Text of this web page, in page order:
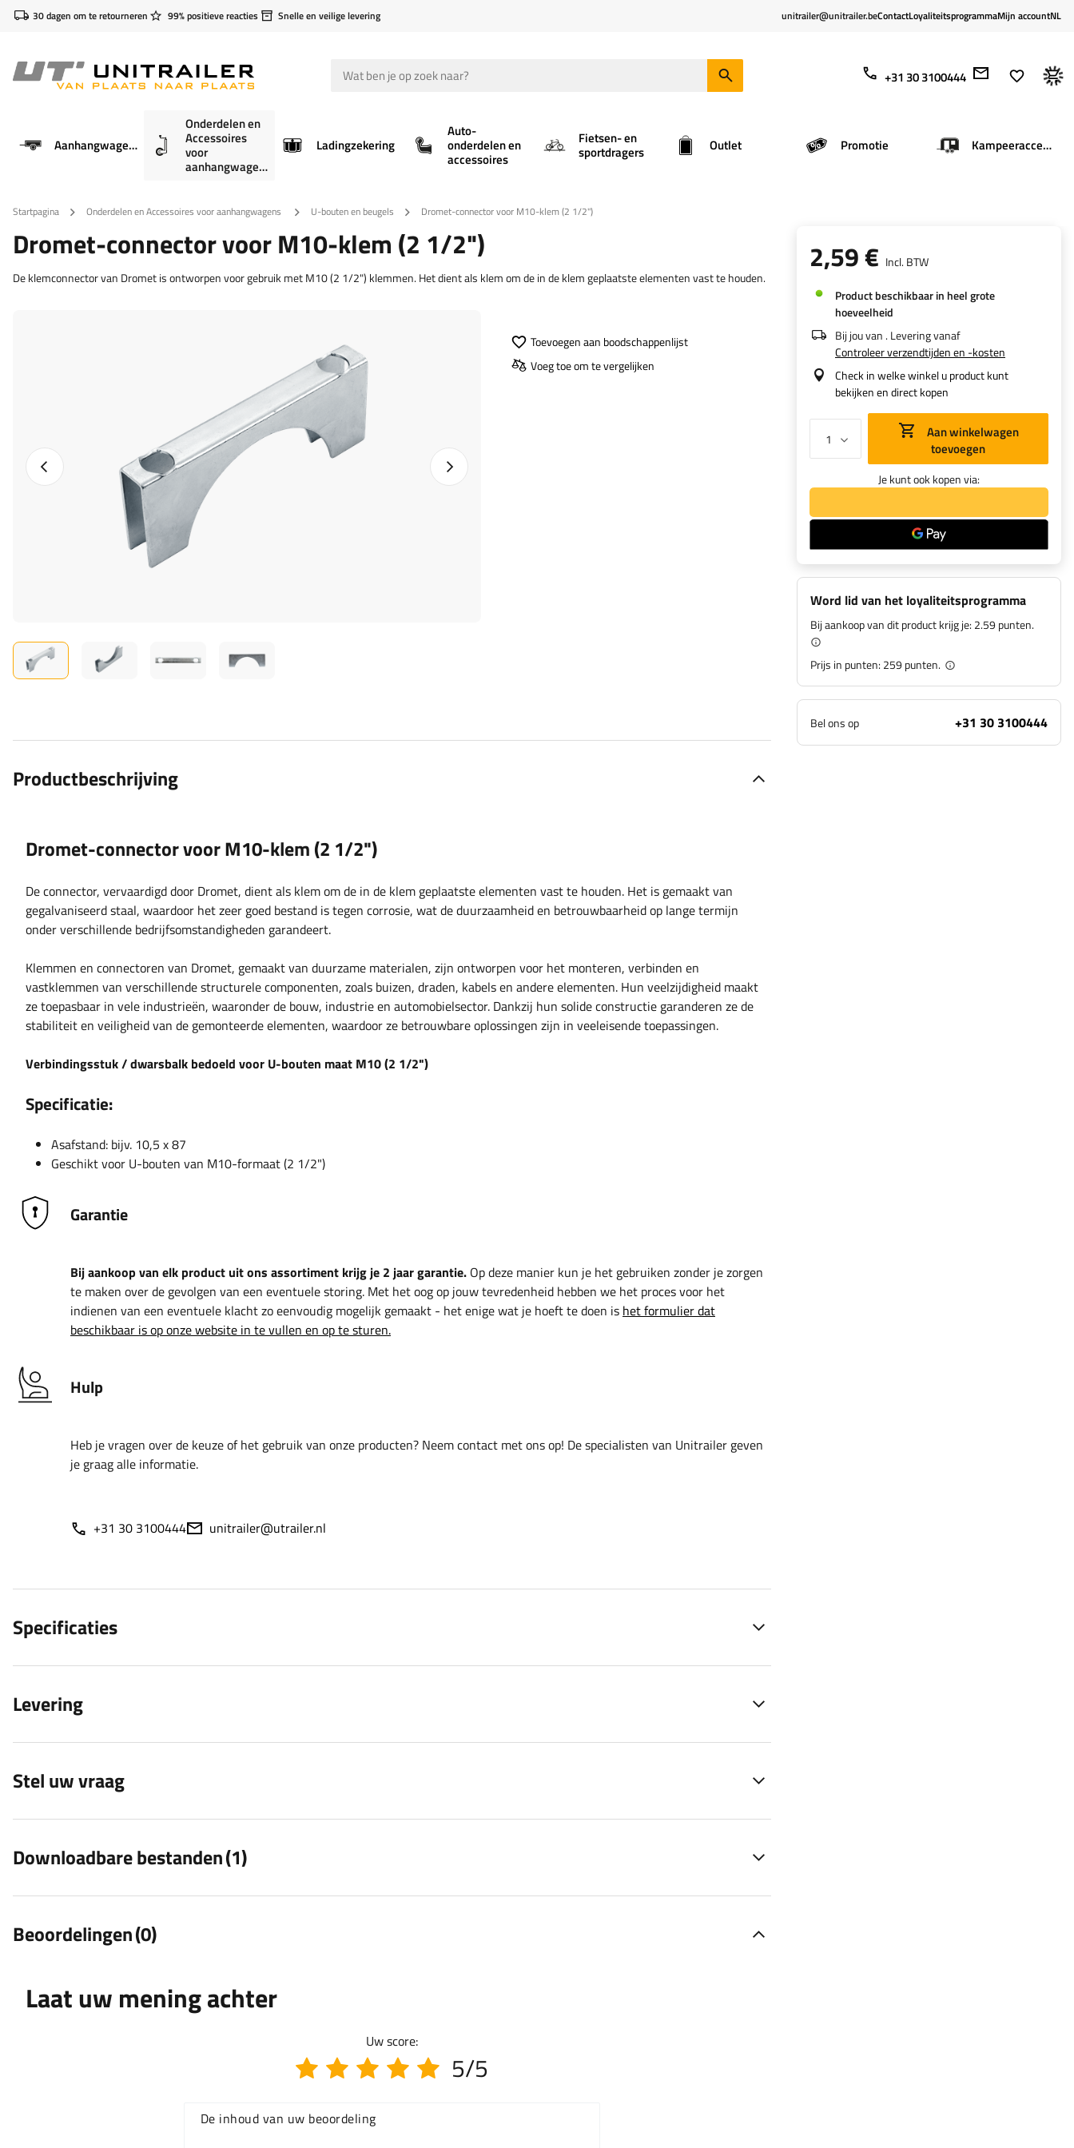
30 dagen om te retourneren 99% positieve reacties Snelle en veilige levering unitrailer@unitrailer.beContactLoyaliteitsprogrammaMijn accountNL
+31 30 3100444
Aanhangwagens
Onderdelen en
Accessoires
voor
aanhangwagens
Ladingzekering
Auto-
onderdelen en
accessoires
Fietsen- en
sportdragers Outlet Promotie Kampeeraccessoires
Startpagina Onderdelen en Accessoires voor aanhangwagens U-bouten en beugels Dromet-connector voor M10-klem (2 1/2")
Dromet-connector voor M10-klem (2 1/2")
De klemconnector van Dromet is ontworpen voor gebruik met M10 (2 1/2") klemmen. Het dient als klem om de in de klem geplaatste elementen vast te houden.
Vorige foto Naprawa produktu
Toevoegen aan boodschappenlijst
Voeg toe om te vergelijken
2,59 € Incl. BTW
Product beschikbaar in heel grote
hoeveelheid
Bij jou van . Levering vanaf
Controleer verzendtijden en -kosten
Check in welke winkel u product kunt
bekijken en direct kopen
toevoegen
Je kunt ook kopen via:
Word lid van het loyaliteitsprogramma
Bij aankoop van dit product krijg je: 2.59 punten.
Prijs in punten: 259punten.
Bel ons op +31 30 3100444
Productbeschrijving
Dromet-connector voor M10-klem (2 1/2")
De connector, vervaardigd door Dromet, dient als klem om de in de klem geplaatste elementen vast te houden. Het is gemaakt van
gegalvaniseerd staal, waardoor het zeer goed bestand is tegen corrosie, wat de duurzaamheid en betrouwbaarheid op lange termijn
onder verschillende bedrijfsomstandigheden garandeert.
Klemmen en connectoren van Dromet, gemaakt van duurzame materialen, zijn ontworpen voor het monteren, verbinden en
vastklemmen van verschillende structurele componenten, zoals buizen, draden, kabels en andere elementen. Hun veelzijdigheid maakt
ze toepasbaar in vele industrieën, waaronder de bouw, industrie en automobielsector. Dankzij hun solide constructie garanderen ze de
stabiliteit en veiligheid van de gemonteerde elementen, waardoor ze betrouwbare oplossingen zijn in veeleisende toepassingen.
Verbindingsstuk / dwarsbalk bedoeld voor U-bouten maat M10 (2 1/2")
Specificatie:
Asafstand: bijv. 10,5 x 87
Geschikt voor U-bouten van M10-formaat (2 1/2")
Garantie
Bij aankoop van elk product uit ons assortiment krijg je 2 jaar garantie. Op deze manier kun je het gebruiken zonder je zorgen
te maken over de gevolgen van een eventuele storing. Met het oog op jouw tevredenheid hebben we het proces voor het
indienen van een eventuele klacht zo eenvoudig mogelijk gemaakt - het enige wat je hoeft te doen is het formulier dat
beschikbaar is op onze website in te vullen en op te sturen.
Hulp
Heb je vragen over de keuze of het gebruik van onze producten? Neem contact met ons op! De specialisten van Unitrailer geven
je graag alle informatie.
+31 30 3100444 unitrailer@utrailer.nl
Specificaties
Levering
Stel uw vraag
Downloadbare bestanden(1)
Beoordelingen(0)
Laat uw mening achter
Uw score:
5/5
De inhoud van uw beoordeling